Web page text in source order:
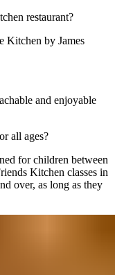
Kitchen by James
and enjoyable
for children between
Kitchen classes in
over, as long as they